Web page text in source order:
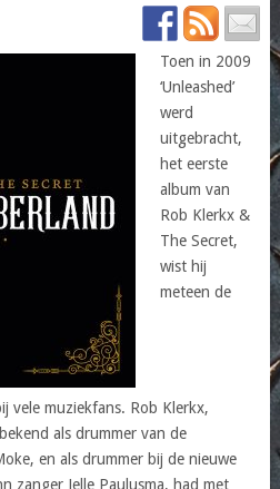
Toen in 2009
‘Unleashed’
werd
uitgebracht,
het eerste
album van
Rob Klerkx &
The Secret,
wist hij
meteen de
vele muziekfans. Rob Klerkx,
als drummer van de
en als drummer bij de nieuwe
zanger Jelle Paulusma, had met